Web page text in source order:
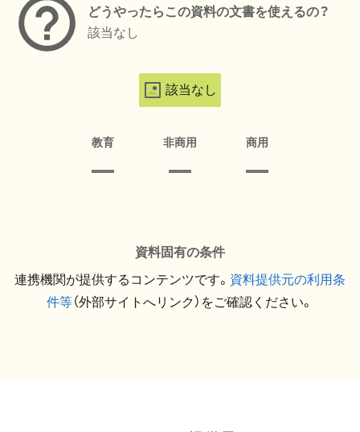
どうやったらこの資料の文書を使えるの？
該当なし
該当なし
教育 非商用 商用
資料固有の条件
連携機関が提供するコンテンツです。 資料提供元の利用条
件等（外部サイトへリンク）をご確認ください。